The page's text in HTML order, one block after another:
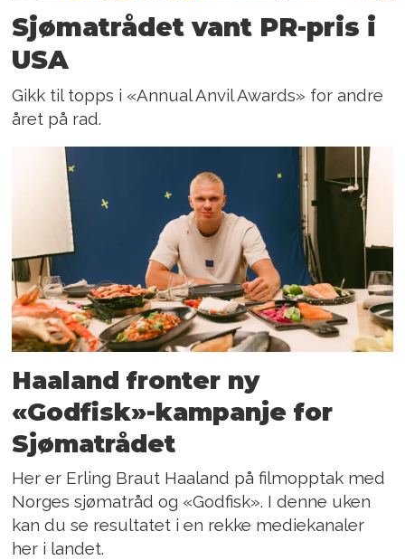
Sjømatrådet vant PR-pris i
USA
Gikk til topps i «Annual Anvil Awards» for andre
året på rad.
Haaland fronter ny
«Godfisk»-kampanje for
Sjømatrådet
Her er Erling Braut Haaland på filmopptak med
Norges sjømatråd og «Godfisk». I denne uken
kan du se resultatet i en rekke mediekanaler
her i landet.